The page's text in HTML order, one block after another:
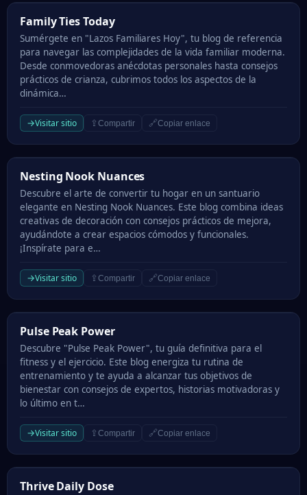
Family Ties Today
Family Ties Today
Sumérgete en "Lazos Familiares Hoy", tu blog de referencia
para navegar las complejidades de la vida familiar moderna.
Desde conmovedoras anécdotas personales hasta consejos
prácticos de crianza, cubrimos todos los aspectos de la
dinámica…
→Visitar sitio ⇪ Compartir 🔗Copiar enlace
Nesting Nook Nuances
Nesting Nook Nuances
Descubre el arte de convertir tu hogar en un santuario
elegante en Nesting Nook Nuances. Este blog combina ideas
creativas de decoración con consejos prácticos de mejora,
ayudándote a crear espacios cómodos y funcionales.
¡Inspírate para e…
→Visitar sitio ⇪ Compartir 🔗Copiar enlace
Pulse Peak Power
Pulse Peak Power
Descubre "Pulse Peak Power", tu guía definitiva para el
fitness y el ejercicio. Este blog energiza tu rutina de
entrenamiento y te ayuda a alcanzar tus objetivos de
bienestar con consejos de expertos, historias motivadoras y
lo último en t…
→Visitar sitio ⇪ Compartir 🔗Copiar enlace
Thrive Daily Dose
Thrive Daily Dose